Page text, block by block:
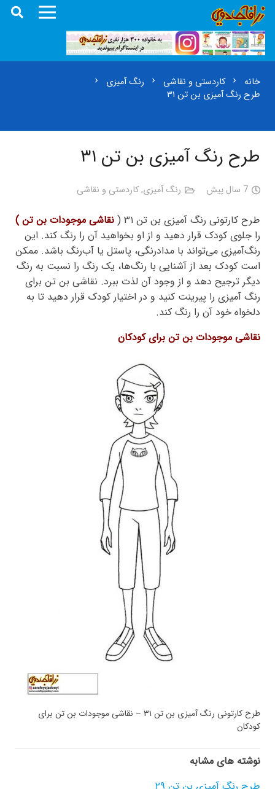
خانه chevron_right کاردستی و نقاشی chevron_right رنگ آمیزی chevron_right
طرح رنگ آمیزی بن تن ۳۱
طرح رنگ آمیزی بن تن ۳۱
7 سال پیش رنگ آمیزی,کاردستی و نقاشی
طرح کارتونی رنگ آمیزی بن تن ۳۱ (
نقاشی موجودات بن تن )
را جلوی کودک قرار دهید و از او بخواهید آن را رنگ کند. این
رنگ‌آمیزی می‌تواند با مدادرنگی، پاستل یا آب‌رنگ باشد. ممکن
است کودک بعد از آشنایی با رنگ‌ها، یک رنگ را نسبت به رنگ
دیگر ترجیح دهد و از وجود آن لذت ببرد. نقاشی بن تن برای
رنگ آمیزی را پیرینت کنید و در اختیار کودک قرار دهید تا به
دلخواه خود آن را رنگ کند.
نقاشی موجودات بن تن برای کودکان
طرح کارتونی رنگ آمیزی بن تن ۳۱ – نقاشی موجودات بن تن برای
کودکان
نوشته های مشابه